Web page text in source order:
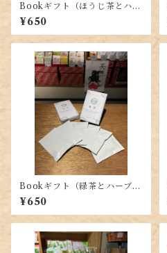
Bookギフト（ほうじ茶とハー
ブティーのセット）
¥650
Bookギフト（緑茶とハーブテ
ィーのセット）
¥650